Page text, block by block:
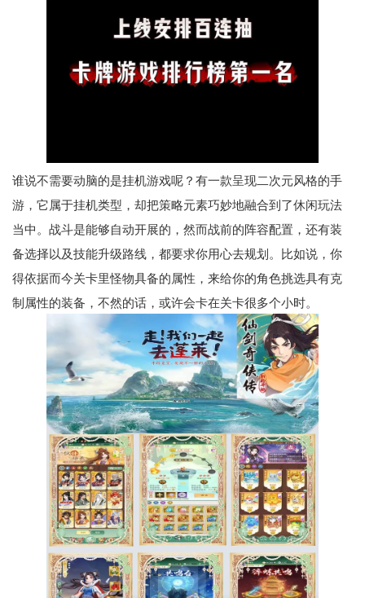
谁说不需要动脑的是挂机游戏呢？有一款呈现二次元风格的手
游，它属于挂机类型，却把策略元素巧妙地融合到了休闲玩法
当中。战斗是能够自动开展的，然而战前的阵容配置，还有装
备选择以及技能升级路线，都要求你用心去规划。比如说，你
得依据而今关卡里怪物具备的属性，来给你的角色挑选具有克
制属性的装备，不然的话，或许会卡在关卡很多个小时。